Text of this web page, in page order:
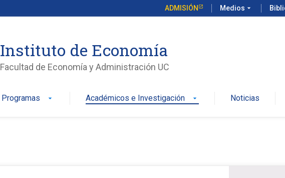
ADMISIÓN Medios arrow_drop_down
Instituto de Economía
Facultad de Economía y Administración UC
Programas arrow_drop_down Académicos e Investigación arrow_drop_down Noticias